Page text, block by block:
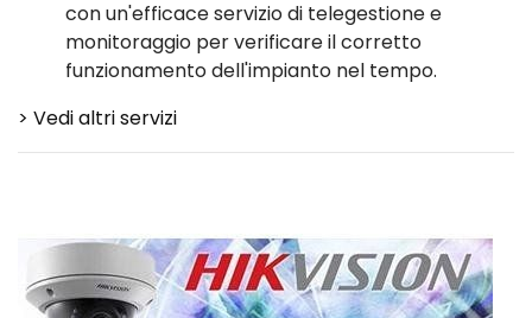
con un'efficace servizio di telegestione e
monitoraggio per verificare il corretto
funzionamento dell'impianto nel tempo.
> Vedi altri servizi